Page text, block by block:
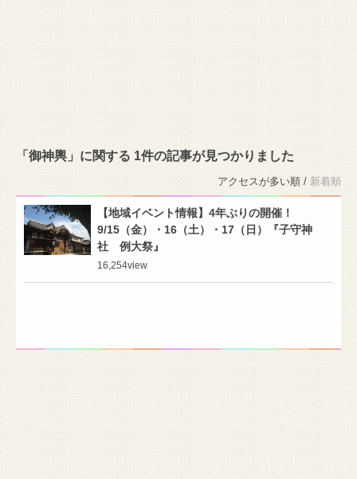
「御神輿」に関する 1件の記事が見つかりました
アクセスが多い順 / 新着順
【地域イベント情報】4年ぶりの開催！
9/15（金）・16（土）・17（日）『子守神
社 例大祭』
16,254view